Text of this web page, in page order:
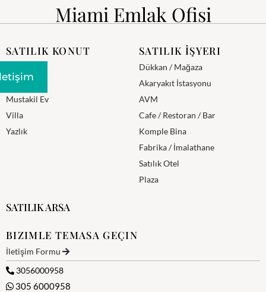
Miami Emlak Ofisi
SATILIK KONUT
Residence
Mustakil Ev
Villa
Yazlık
SATILIK İŞYERI
Dükkan / Mağaza
Akaryakıt İstasyonu
AVM
Cafe / Restoran / Bar
Komple Bina
Fabrika / İmalathane
Satılık Otel
Plaza
SATILIK ARSA
BIZIMLE TEMASA GEÇIN
İletişim Formu
3056000958
305 6000958